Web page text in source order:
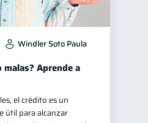
Windler Soto Paula
malas? Aprende a
el crédito es un
útil para alcanzar